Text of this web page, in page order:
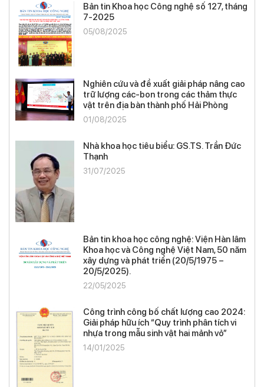
Bản tin Khoa học Công nghệ số 127, tháng
7-2025
05/08/2025
Nghiên cứu và đề xuất giải pháp nâng cao
trữ lượng các-bon trong các thảm thực
vật trên địa bàn thành phố Hải Phòng
01/08/2025
Nhà khoa học tiêu biểu: GS.TS. Trần Đức
Thạnh
31/07/2025
Bản tin khoa học công nghệ: Viện Hàn lâm
Khoa học và Công nghệ Việt Nam, 50 năm
xây dựng và phát triển (20/5/1975 –
20/5/2025).
22/05/2025
Công trình công bố chất lượng cao 2024:
Giải pháp hữu ích “Quy trình phân tích vi
nhựa trong mẫu sinh vật hai mảnh vỏ”
14/01/2025